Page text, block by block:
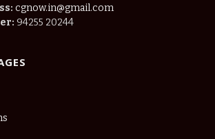
cgnow.in@gmail.com
94255 20244